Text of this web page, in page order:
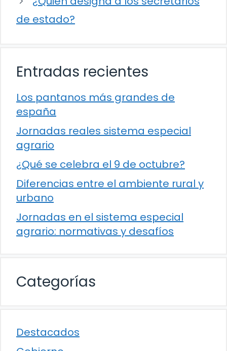
de estado?
Entradas recientes
Los pantanos más grandes de
españa
Jornadas reales sistema especial
agrario
¿Qué se celebra el 9 de octubre?
Diferencias entre el ambiente rural y
urbano
Jornadas en el sistema especial
agrario: normativas y desafíos
Categorías
Destacados